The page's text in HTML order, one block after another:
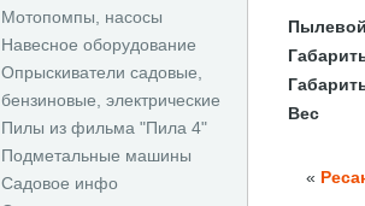
Мотопомпы, насосы
Навесное оборудование
Опрыскиватели садовые,
бензиновые, электрические
Пилы из фильма "Пила 4"
Подметальные машины
Садовое инфо
Вес
«